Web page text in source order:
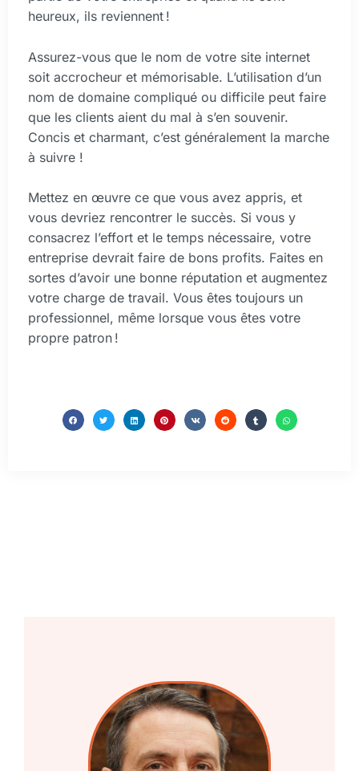
heureux, ils reviennent !
Assurez-vous que le nom de votre site internet
soit accrocheur et mémorisable. L’utilisation d’un
nom de domaine compliqué ou difficile peut faire
que les clients aient du mal à s’en souvenir.
Concis et charmant, c’est généralement la marche
à suivre !
Mettez en œuvre ce que vous avez appris, et
vous devriez rencontrer le succès. Si vous y
consacrez l’effort et le temps nécessaire, votre
entreprise devrait faire de bons profits. Faites en
sortes d’avoir une bonne réputation et augmentez
votre charge de travail. Vous êtes toujours un
professionnel, même lorsque vous êtes votre
propre patron !